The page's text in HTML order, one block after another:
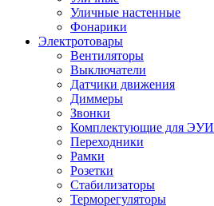
Уличные настенные
Фонарики
Электротовары
Вентиляторы
Выключатели
Датчики движения
Диммеры
Звонки
Комплектующие для ЭУИ
Переходники
Рамки
Розетки
Стабилизаторы
Терморегуляторы